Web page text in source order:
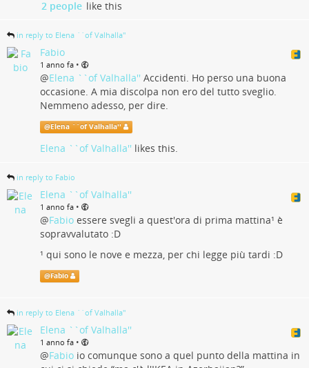
2 people like this
in reply to Elena ``of Valhalla''
Fabio
1 anno fa •
@Elena ``of Valhalla'' Accidenti. Ho perso una buona
occasione. A mia discolpa non ero del tutto sveglio.
Nemmeno adesso, per dire.
@Elena ``of Valhalla''
Elena ``of Valhalla'' likes this.
in reply to Fabio
Elena ``of Valhalla''
1 anno fa •
@Fabio essere svegli a quest'ora di prima mattina¹ è
sopravvalutato :D
¹ qui sono le nove e mezza, per chi legge più tardi :D
@Fabio
in reply to Elena ``of Valhalla''
Elena ``of Valhalla''
1 anno fa •
@Fabio io comunque sono a quel punto della mattina in